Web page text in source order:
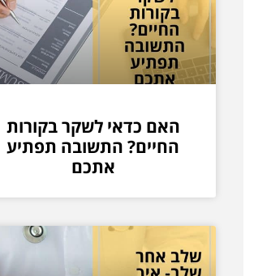
האם כדאי לשקר בקורות
החיים? התשובה תפתיע
אתכם